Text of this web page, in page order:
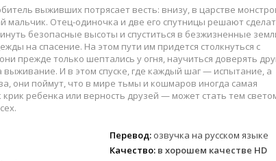
выживших потрясает весть: внизу, в царстве
мальчик. Отец-одиночка и две его спутницы решают
безопасные высоты и спуститься в безжизненные
на спасение. На этом пути им придется столкнуться с
прежде только шептались у огня, научиться доверять
выживание. И в этом спуске, где каждый шаг — испытание, а
они поймут, что в мире тьмы и кошмаров иногда самая
крик ребенка или верность друзей — может стать тем
Перевод: озвучка на русском языке
Качество: в хорошем качестве HD